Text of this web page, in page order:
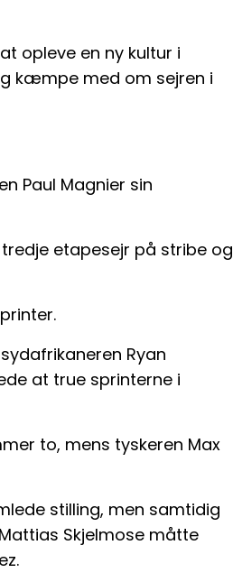
opleve en ny kultur i
kæmpe med om sejren i
Paul Magnier sin
etapesejr på stribe og
Ryan
at true sprinterne i
to, mens tyskeren Max
stilling, men samtidig
Skjelmose måtte